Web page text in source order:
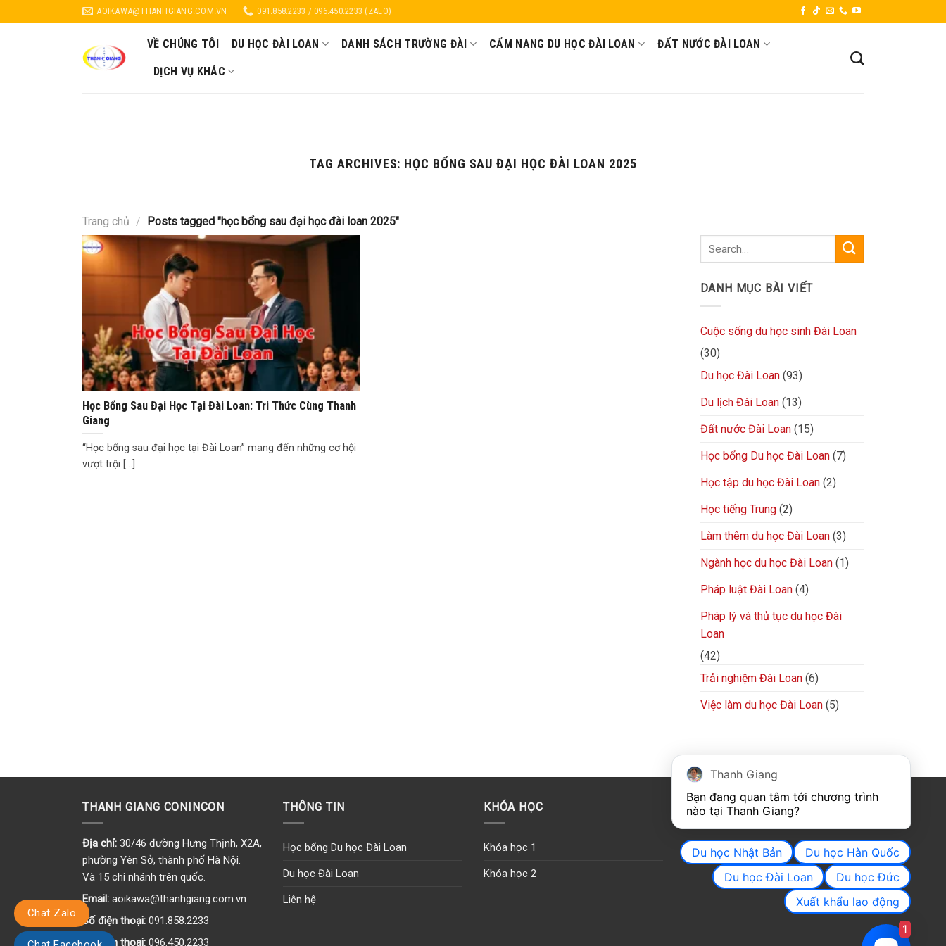
to
AOIKAWA@THANHGIANG.COM.VN 091.858.2233 / 096.450.2233 (ZALO)
VỀ CHÚNG TÔI DU HỌC ĐÀI LOAN DANH SÁCH TRƯỜNG ĐÀI CẨM NANG DU HỌC ĐÀI LOAN ĐẤT NƯỚC ĐÀI LOAN
DỊCH VỤ KHÁC
TAG ARCHIVES: HỌC BỔNG SAU ĐẠI HỌC ĐÀI LOAN 2025
Trang chủ / Posts tagged "học bổng sau đại học đài loan 2025"
Học Bổng Sau Đại Học Tại Đài Loan: Tri Thức Cùng Thanh
Giang
“Học bổng sau đại học tại Đài Loan” mang đến những cơ hội
vượt trội [...]
DANH MỤC BÀI VIẾT
Cuộc sống du học sinh Đài Loan
(30)
Du học Đài Loan(93)
Du lịch Đài Loan(13)
Đất nước Đài Loan(15)
Học bổng Du học Đài Loan(7)
Học tập du học Đài Loan(2)
Học tiếng Trung(2)
Làm thêm du học Đài Loan(3)
Ngành học du học Đài Loan(1)
Pháp luật Đài Loan(4)
Pháp lý và thủ tục du học Đài
Loan
(42)
Trải nghiệm Đài Loan(6)
Việc làm du học Đài Loan(5)
THANH GIANG CONINCON
Địa chỉ: 30/46 đường Hưng Thịnh, X2A,
phường Yên Sở, thành phố Hà Nội.
Và 15 chi nhánh trên quốc.
Email: aoikawa@thanhgiang.com.vn
Số điện thoại: 091.858.2233
Số điện thoại: 096.450.2233
THÔNG TIN
Học bổng Du học Đài Loan
Du học Đài Loan
Liên hệ
KHÓA HỌC
Khóa học 1
Khóa học 2
FACEBOOK
Chat Zalo
Thanh Giang
Bạn đang quan tâm tới chương trình
nào tại Thanh Giang?
Du học Nhật Bản
Du học Hàn Quốc
Du học Đài Loan
Du học Đức
Xuất khẩu lao động
1